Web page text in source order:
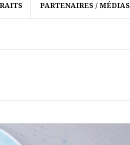
PARTENAIRES / MÉDIAS